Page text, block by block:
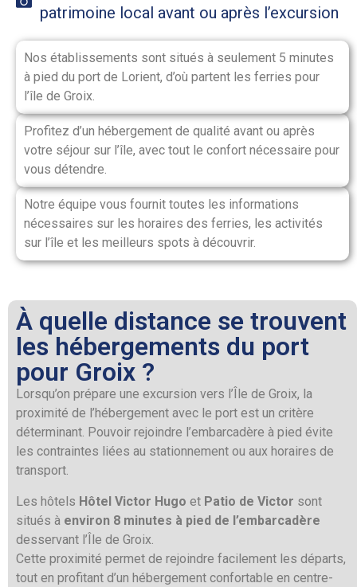
patrimoine local avant ou après l’excursion
Nos établissements sont situés à seulement 5 minutes
à pied du port de Lorient, d’où partent les ferries pour
l’île de Groix.
Profitez d’un hébergement de qualité avant ou après
votre séjour sur l’île, avec tout le confort nécessaire pour
vous détendre.
Notre équipe vous fournit toutes les informations
nécessaires sur les horaires des ferries, les activités
sur l’île et les meilleurs spots à découvrir.
À quelle distance se trouvent
les hébergements du port
pour Groix ?
Lorsqu’on prépare une excursion vers l’Île de Groix, la
proximité de l’hébergement avec le port est un critère
déterminant. Pouvoir rejoindre l’embarcadère à pied évite
les contraintes liées au stationnement ou aux horaires de
transport.
Les hôtels Hôtel Victor Hugo et Patio de Victor sont
situés à environ 8 minutes à pied de l’embarcadère
desservant l’Île de Groix.
Cette proximité permet de rejoindre facilement les départs,
tout en profitant d’un hébergement confortable en centre-